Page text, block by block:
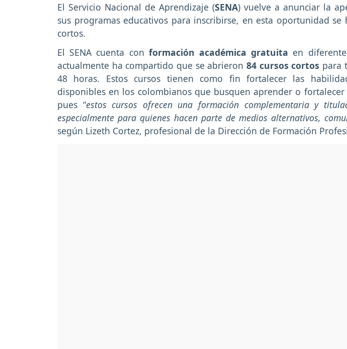
El Servicio Nacional de Aprendizaje (SENA) vuelve a anunciar la
sus programas educativos para inscribirse, en esta oportunidad se
cortos.
El SENA cuenta con formación académica gratuita en
actualmente ha compartido que se abrieron 84 cursos cortos para
48 horas. Estos cursos tienen como fin fortalecer las
disponibles en los colombianos que busquen aprender o fortalecer
pues “estos cursos ofrecen una formación complementaria y
especialmente para quienes hacen parte de medios alternativos,
según Lizeth Cortez, profesional de la Dirección de Formación